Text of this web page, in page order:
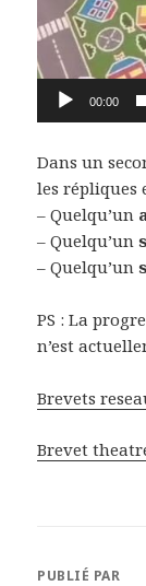
00:00
Dans un
les répliques
– Quelqu’un
– Quelqu’un
– Quelqu’un
PS : La
n’est
Brevets
Brevet
PUBLIÉ PAR